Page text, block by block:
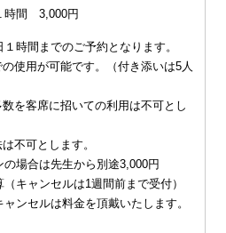
時間 3,000円
時間までのご予約となります。
使用が可能です。（付き添いは5人
を客席に招いての利用は不可とし
不可とします。
場合は先生から別途3,000円
キャンセルは1週間前まで受付）
ンセルは料金を頂戴いたします。